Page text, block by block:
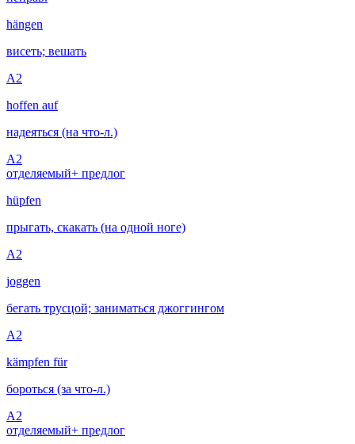
hängen
висеть; вешать
A2
hoffen auf
надеяться (на что-л.)
A2
отделяемый+ предлог
hüpfen
прыгать, скакать (на одной ноге)
A2
joggen
бегать трусцой; заниматься джоггингом
A2
kämpfen für
бороться (за что-л.)
A2
отделяемый+ предлог